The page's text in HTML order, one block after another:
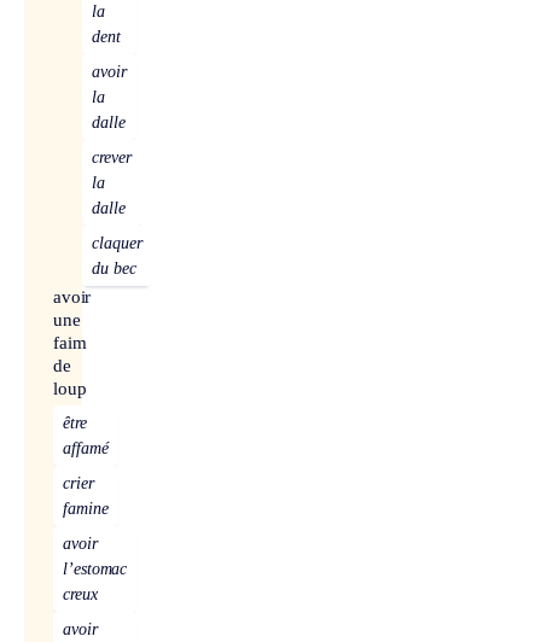
la
dent
avoir
la
dalle
crever
la
dalle
claquer
du bec
avoir
une
faim
de
loup
être
affamé
crier
famine
avoir
l’estomac
creux
avoir